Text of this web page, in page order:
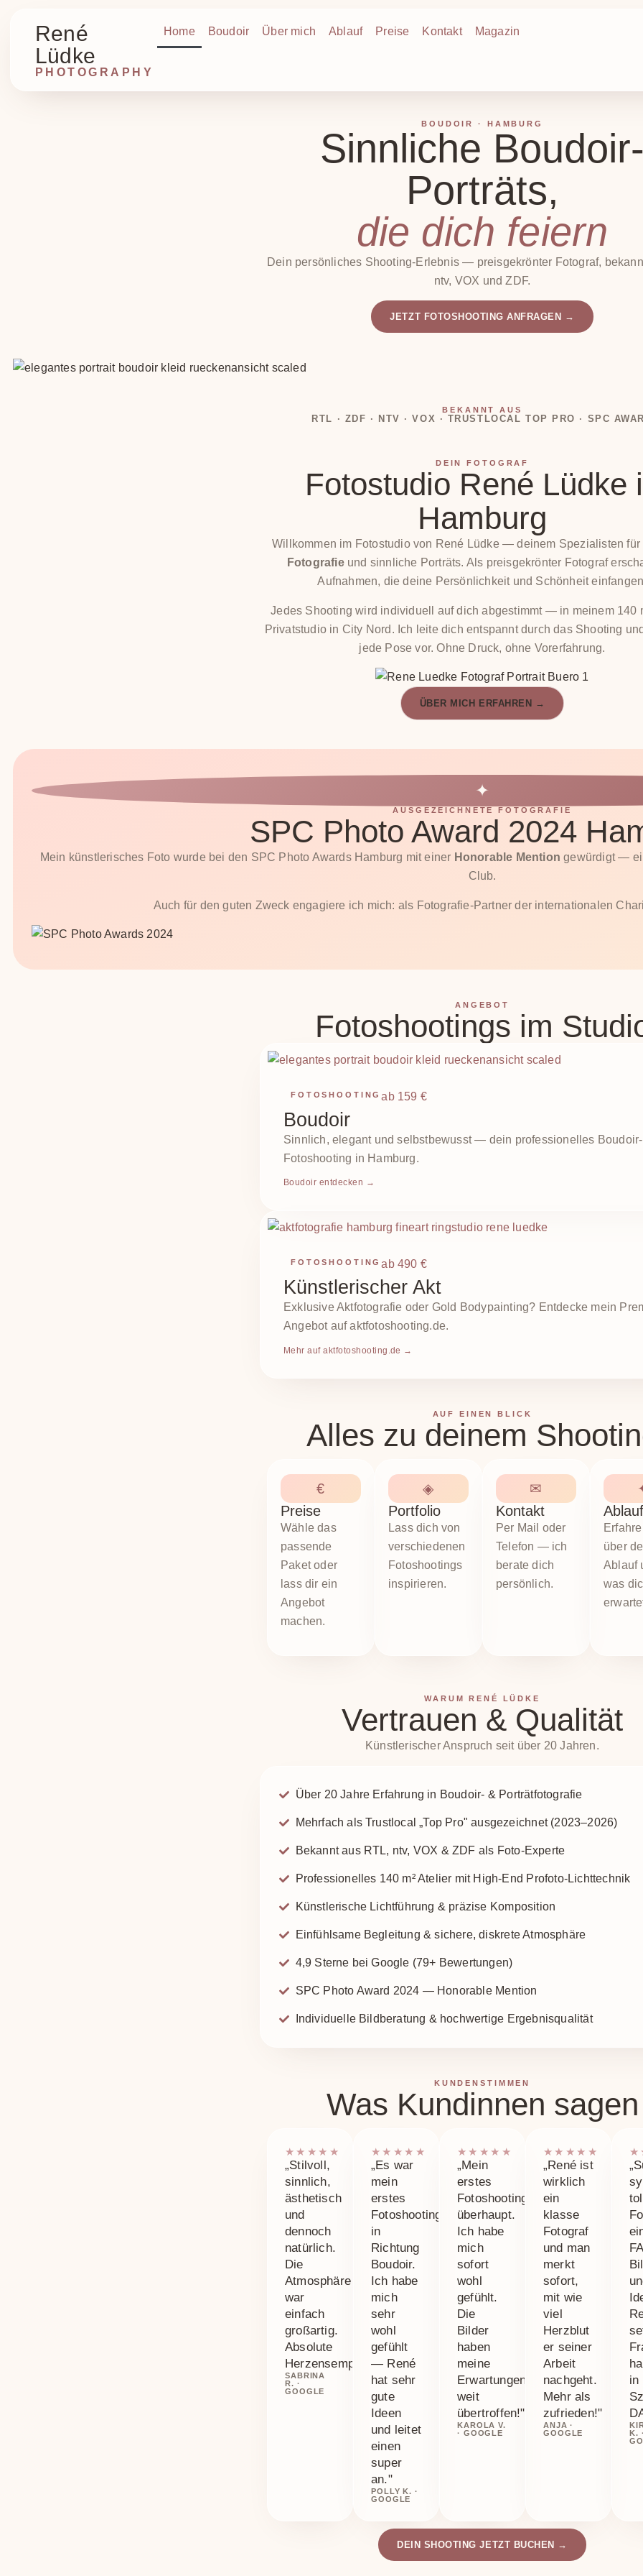
René
Lüdke
PHOTOGRAPHY
Home Boudoir Über mich Ablauf Preise Kontakt Magazin
BOUDOIR · HAMBURG
Sinnliche
Porträts,
die dich feiern
Dein persönliches Shooting-Erlebnis — preisgekrönter Fotograf,
ntv, VOX und ZDF.
JETZT FOTOSHOOTING ANFRAGEN →
BEKANNT AUS
RTL · ZDF · NTV · VOX · TRUSTLOCAL TOP PRO · SPC
DEIN FOTOGRAF
Fotostudio René Lüdke
Hamburg
Willkommen im Fotostudio von René Lüdke — deinem Spezialisten für
Fotografieund sinnliche Porträts. Als preisgekrönter Fotograf
Aufnahmen, die deine Persönlichkeit und Schönheit
Jedes Shooting wird individuell auf dich abgestimmt — in meinem 140
Privatstudio in City Nord. Ich leite dich entspannt durch das Shooting
jede Pose vor. Ohne Druck, ohne Vorerfahrung.
ÜBER MICH ERFAHREN →
✦
AUSGEZEICHNETE FOTOGRAFIE
SPC Photo Award 2024
Mein künstlerisches Foto wurde bei den SPC Photo Awards Hamburg mit einer Honorable Mention gewürdigt —
Club.
Auch für den guten Zweck engagiere ich mich: als Fotografie-Partner der internationalen
ANGEBOT
Fotoshootings im
FOTOSHOOTING ab 159 €
Boudoir
Sinnlich, elegant und selbstbewusst — dein professionelles Boudoir-
Fotoshooting in Hamburg.
Boudoir entdecken →
FOTOSHOOTING ab 490 €
Künstlerischer Akt
Exklusive Aktfotografie oder Gold Bodypainting? Entdecke mein
Angebot auf aktfotoshooting.de.
Mehr auf aktfotoshooting.de →
AUF EINEN BLICK
Alles zu deinem
€
Preise
Wähle das
passende
Paket oder
lass dir ein
Angebot
machen.
◈
Portfolio
Lass dich von
verschiedenen
Fotoshootings
inspirieren.
✉
Kontakt
Per Mail oder
Telefon — ich
berate dich
persönlich.
Ablauf
über
Ablauf
was
WARUM RENÉ LÜDKE
Vertrauen & Qualität
Künstlerischer Anspruch seit über 20 Jahren.
Über 20 Jahre Erfahrung in Boudoir- & Porträtfotografie
Mehrfach als Trustlocal „Top Pro" ausgezeichnet (2023–2026)
Bekannt aus RTL, ntv, VOX & ZDF als Foto-Experte
Professionelles 140 m² Atelier mit High-End Profoto-Lichttechnik
Künstlerische Lichtführung & präzise Komposition
Einfühlsame Begleitung & sichere, diskrete Atmosphäre
4,9 Sterne bei Google (79+ Bewertungen)
SPC Photo Award 2024 — Honorable Mention
Individuelle Bildberatung & hochwertige Ergebnisqualität
KUNDENSTIMMEN
Was Kundinnen sagen
★★★★★
„Stilvoll,
sinnlich,
ästhetisch
und
dennoch
natürlich.
Die
Atmosphäre
war
einfach
großartig.
Absolute
Herzensempfehlung!"
SABRINA
R. ·
GOOGLE
★★★★★
„Es war
mein
erstes
Fotoshooting
in
Richtung
Boudoir.
Ich habe
mich
sehr
wohl
gefühlt
— René
hat sehr
gute
Ideen
und leitet
einen
super
an."
POLLY K. ·
GOOGLE
★★★★★
„Mein
erstes
Fotoshooting
überhaupt.
Ich habe
mich
sofort
wohl
gefühlt.
Die
Bilder
haben
meine
Erwartungen
weit
übertroffen!"
KAROLA V.
· GOOGLE
★★★★★
„René ist
wirklich
ein
klasse
Fotograf
und man
merkt
sofort,
mit wie
viel
Herzblut
er seiner
Arbeit
nachgeht.
Mehr als
zufrieden!"
ANJA ·
GOOGLE
in
K.
DEIN SHOOTING JETZT BUCHEN →